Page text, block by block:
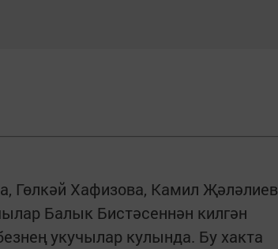
Гөлкәй Хафизова, Камил Җәләлиев
Балык Бистәсеннән килгән
укучылар кулында. Бу хакта